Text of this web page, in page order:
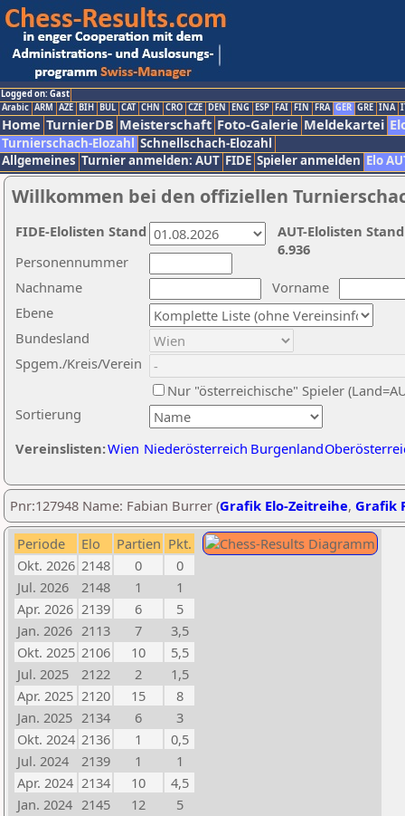
Logged on: Gast
Arabic ARM AZE BIH BUL CAT CHN CRO CZE DEN ENG ESP FAI FIN FRA GER GRE INA
Home TurnierDB Meisterschaft Foto-Galerie Meldekartei
Turnierschach-Elozahl Schnellschach-Elozahl
Allgemeines Turnier anmelden: AUT FIDE Spieler anmelden Elo
Willkommen bei den offiziellen
Nachname
Vorname
Ebene
Sortierung
Personennummer
Bundesland
Spgem./Kreis/Verein
Nur "österreichische" Spieler
Vereinslisten:Wien Niederösterreich Burgenland
AUT-Elolisten
6.936
FIDE-Elolisten Stand
Pnr:127948 Name: Fabian Burrer (Grafik Elo-Zeitreihe, Grafik
Periode Elo Partien Pkt.
Okt. 2026 2148 0
0
Jul. 2026
2148 1
1
Apr. 2026 2139 6
5
Jan. 2026 2113 7
3,5
Okt. 2025 2106 10
5,5
Jul. 2025
2122 2
1,5
Apr. 2025 2120 15
8
Jan. 2025 2134 6
3
Okt. 2024 2136 1
0,5
Jul. 2024
2139 1
1
Apr. 2024 2134 10
4,5
Jan. 2024 2145 12
5